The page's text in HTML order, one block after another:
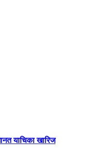
याचिका खारिज